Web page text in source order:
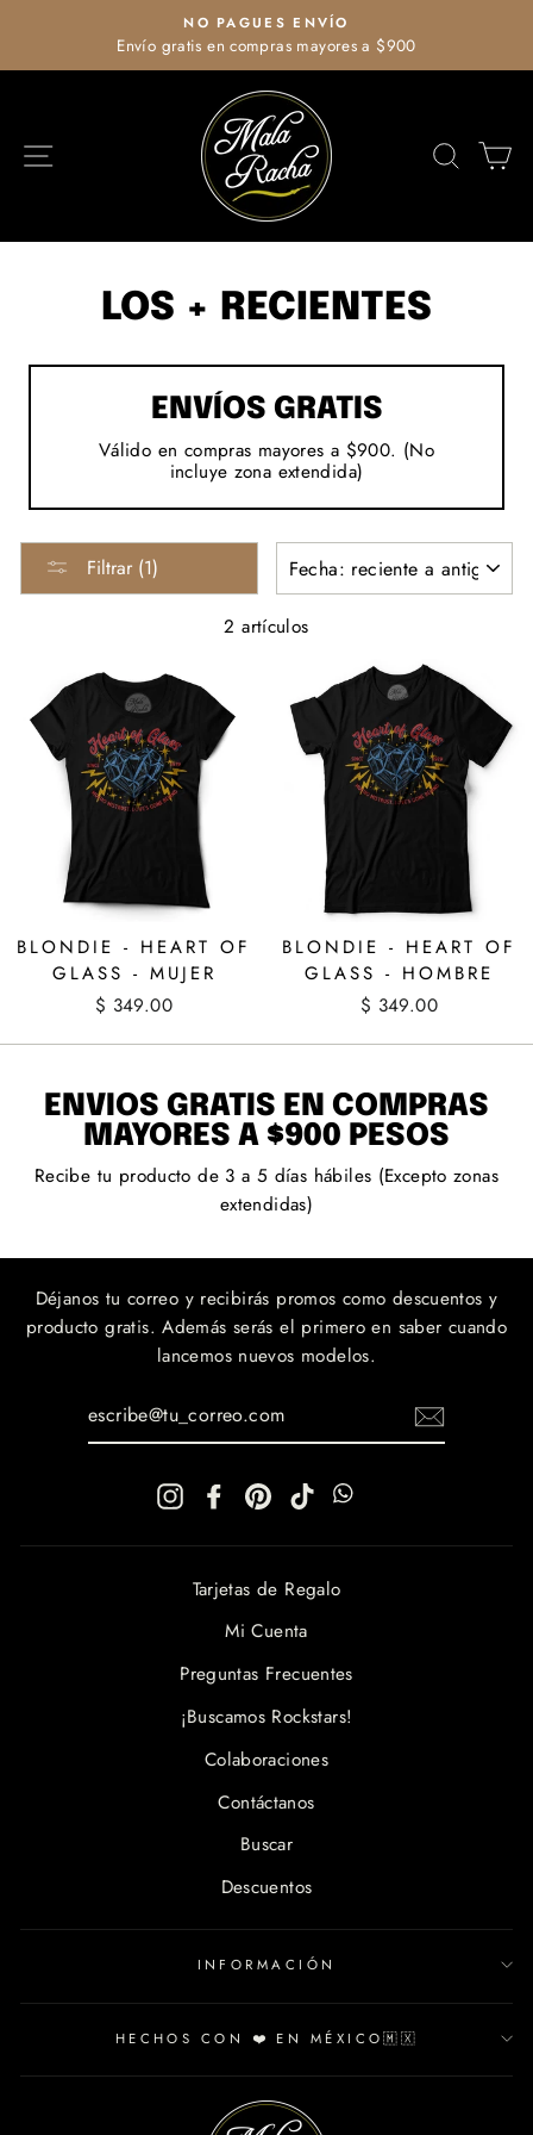
al
diapositivas
pausa
NO PAGUES ENVÍO
Envío gratis en compras mayores a $900
LOS + RECIENTES
ENVÍOS GRATIS
Válido en compras mayores a $900. (No
incluye zona extendida)
Filtrar (1)
2 artículos
BLONDIE - HEART OF
GLASS - MUJER
$ 349.00
BLONDIE - HEART OF
GLASS - HOMBRE
$ 349.00
ENVÍOS GRATIS EN COMPRAS
MAYORES A $900 PESOS
Recibe tu producto de 3 a 5 días hábiles (Excepto zonas
extendidas)
Déjanos tu correo y recibirás promos como descuentos y
producto gratis. Además serás el primero en saber cuando
lancemos nuevos modelos.
InstagramFacebookPinterestTikTok
Tarjetas de Regalo
Mi Cuenta
Preguntas Frecuentes
¡Buscamos Rockstars!
Colaboraciones
Contáctanos
Buscar
Descuentos
INFORMACIÓN
HECHOS CON ❤️ EN MÉXICO🇲🇽